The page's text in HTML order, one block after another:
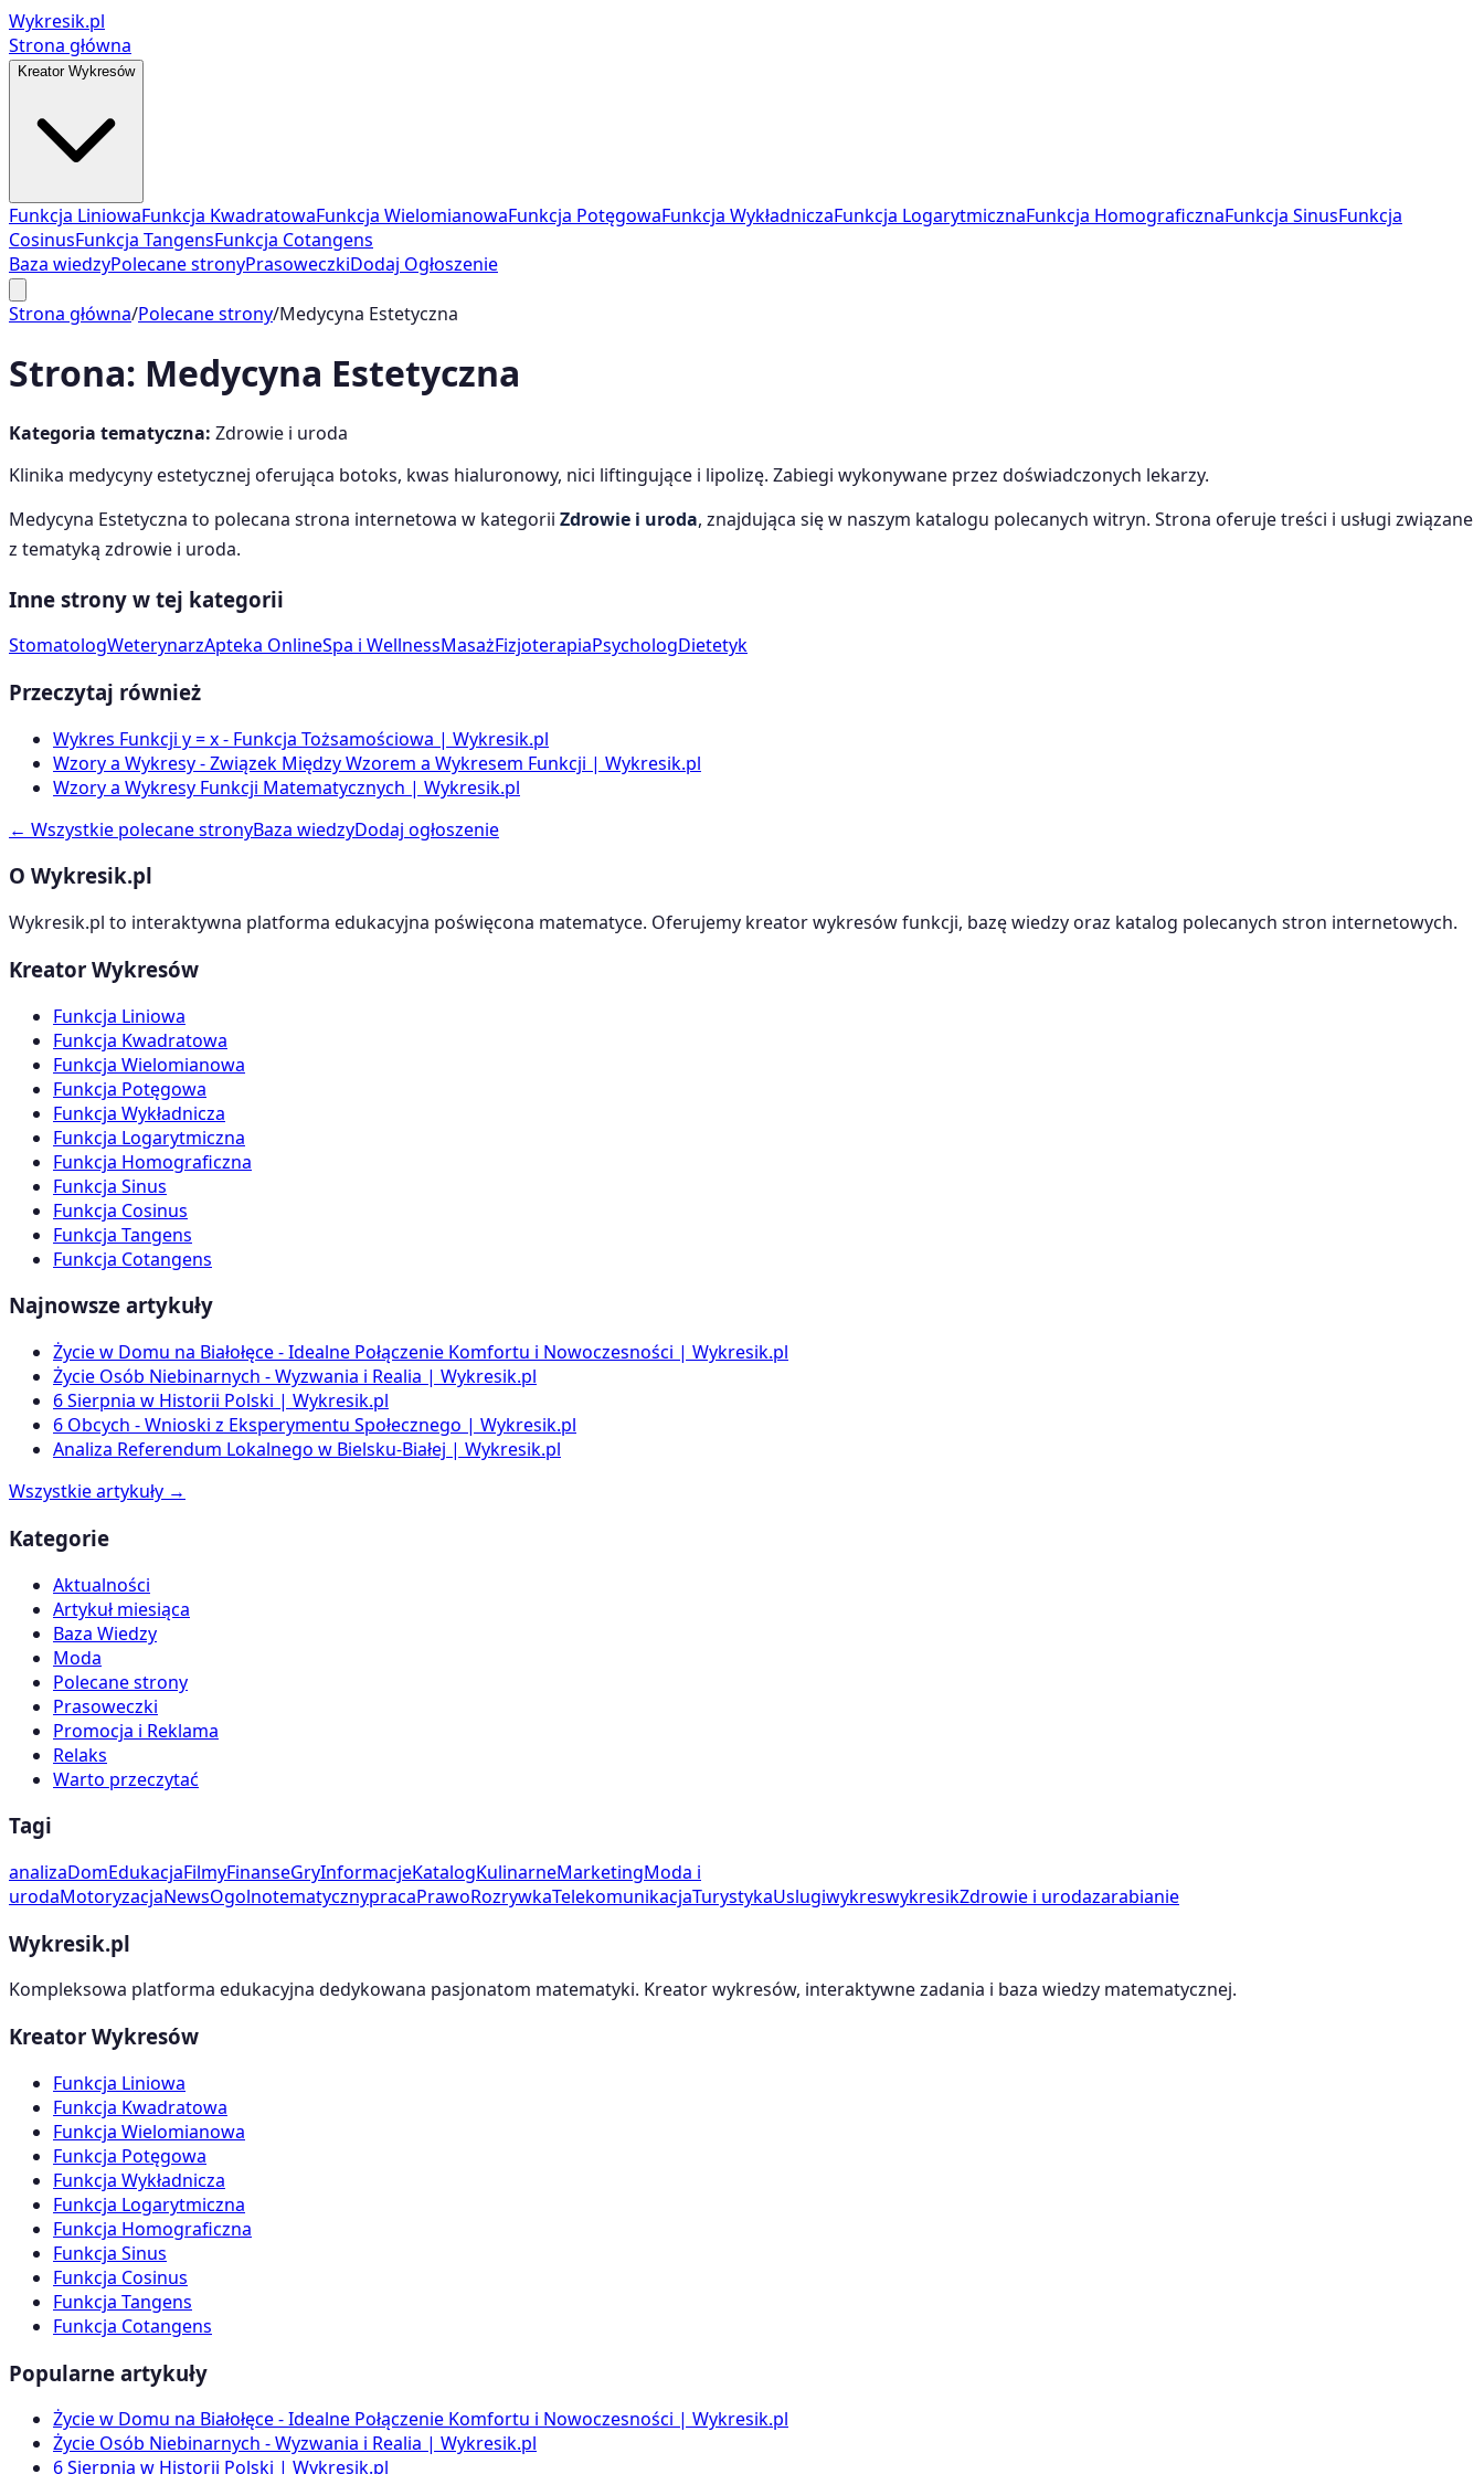
Wykresik.pl
Strona główna
Kreator Wykresów
Funkcja LiniowaFunkcja KwadratowaFunkcja WielomianowaFunkcja PotęgowaFunkcja WykładniczaFunkcja LogarytmicznaFunkcja HomograficznaFunkcja SinusFunkcja
CosinusFunkcja TangensFunkcja Cotangens
Baza wiedzyPolecane stronyPrasoweczkiDodaj Ogłoszenie
Strona główna/Polecane strony/Medycyna Estetyczna
Strona: Medycyna Estetyczna
Kategoria tematyczna: Zdrowie i uroda
Klinika medycyny estetycznej oferująca botoks, kwas hialuronowy, nici liftingujące i lipolizę. Zabiegi wykonywane przez doświadczonych lekarzy.
Medycyna Estetyczna to polecana strona internetowa w kategorii Zdrowie i uroda, znajdująca się w naszym katalogu polecanych witryn. Strona oferuje treści i usługi związane
z tematyką zdrowie i uroda.
Inne strony w tej kategorii
StomatologWeterynarzApteka OnlineSpa i WellnessMasażFizjoterapiaPsychologDietetyk
Przeczytaj również
Wykres Funkcji y = x - Funkcja Tożsamościowa | Wykresik.pl
Wzory a Wykresy - Związek Między Wzorem a Wykresem Funkcji | Wykresik.pl
Wzory a Wykresy Funkcji Matematycznych | Wykresik.pl
← Wszystkie polecane stronyBaza wiedzyDodaj ogłoszenie
O Wykresik.pl
Wykresik.pl to interaktywna platforma edukacyjna poświęcona matematyce. Oferujemy kreator wykresów funkcji, bazę wiedzy oraz katalog polecanych stron internetowych.
Kreator Wykresów
Funkcja Liniowa
Funkcja Kwadratowa
Funkcja Wielomianowa
Funkcja Potęgowa
Funkcja Wykładnicza
Funkcja Logarytmiczna
Funkcja Homograficzna
Funkcja Sinus
Funkcja Cosinus
Funkcja Tangens
Funkcja Cotangens
Najnowsze artykuły
Życie w Domu na Białołęce - Idealne Połączenie Komfortu i Nowoczesności | Wykresik.pl
Życie Osób Niebinarnych - Wyzwania i Realia | Wykresik.pl
6 Sierpnia w Historii Polski | Wykresik.pl
6 Obcych - Wnioski z Eksperymentu Społecznego | Wykresik.pl
Analiza Referendum Lokalnego w Bielsku-Białej | Wykresik.pl
Wszystkie artykuły →
Kategorie
Aktualności
Artykuł miesiąca
Baza Wiedzy
Moda
Polecane strony
Prasoweczki
Promocja i Reklama
Relaks
Warto przeczytać
Tagi
analizaDomEdukacjaFilmyFinanseGryInformacjeKatalogKulinarneMarketingModa i
urodaMotoryzacjaNewsOgolnotematycznypracaPrawoRozrywkaTelekomunikacjaTurystykaUslugiwykreswykresikZdrowie i urodazarabianie
Wykresik.pl
Kompleksowa platforma edukacyjna dedykowana pasjonatom matematyki. Kreator wykresów, interaktywne zadania i baza wiedzy matematycznej.
Kreator Wykresów
Funkcja Liniowa
Funkcja Kwadratowa
Funkcja Wielomianowa
Funkcja Potęgowa
Funkcja Wykładnicza
Funkcja Logarytmiczna
Funkcja Homograficzna
Funkcja Sinus
Funkcja Cosinus
Funkcja Tangens
Funkcja Cotangens
Popularne artykuły
Życie w Domu na Białołęce - Idealne Połączenie Komfortu i Nowoczesności | Wykresik.pl
Życie Osób Niebinarnych - Wyzwania i Realia | Wykresik.pl
6 Sierpnia w Historii Polski | Wykresik.pl